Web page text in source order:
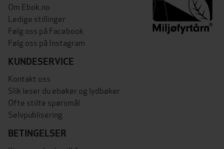
Om Ebok.no
Ledige stillinger
Følg oss på Facebook
Følg oss på Instagram
KUNDESERVICE
Kontakt oss
Slik leser du ebøker og lydbøker
Ofte stilte spørsmål
Selvpublisering
BETINGELSER